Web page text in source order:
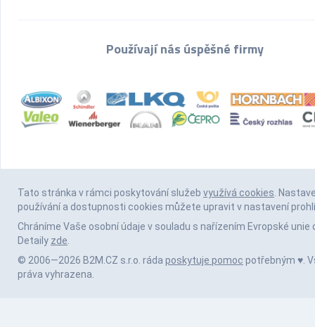
Používají nás úspěšné firmy
Tato stránka v rámci poskytování služeb využívá cookies.
používání a dostupnosti cookies můžete upravit v nastavení
Chráníme Vaše osobní údaje v souladu s nařízením Evropské unie
Detaily zde.
© 2006—2026 B2M.CZ s.r.o. ráda poskytuje pomoc potřebným ♥️.
práva vyhrazena.